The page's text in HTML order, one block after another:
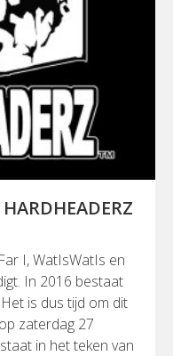
I, WatIsWatIs en
In 2016 bestaat
is dus tijd om dit
zaterdag 27
in het teken van